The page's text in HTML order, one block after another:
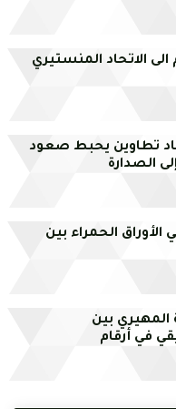
الاتحاد المنستيري
تطاوين يحبط صعود
الصدارة
الحمراء بين
المهيري بين
في أرقام